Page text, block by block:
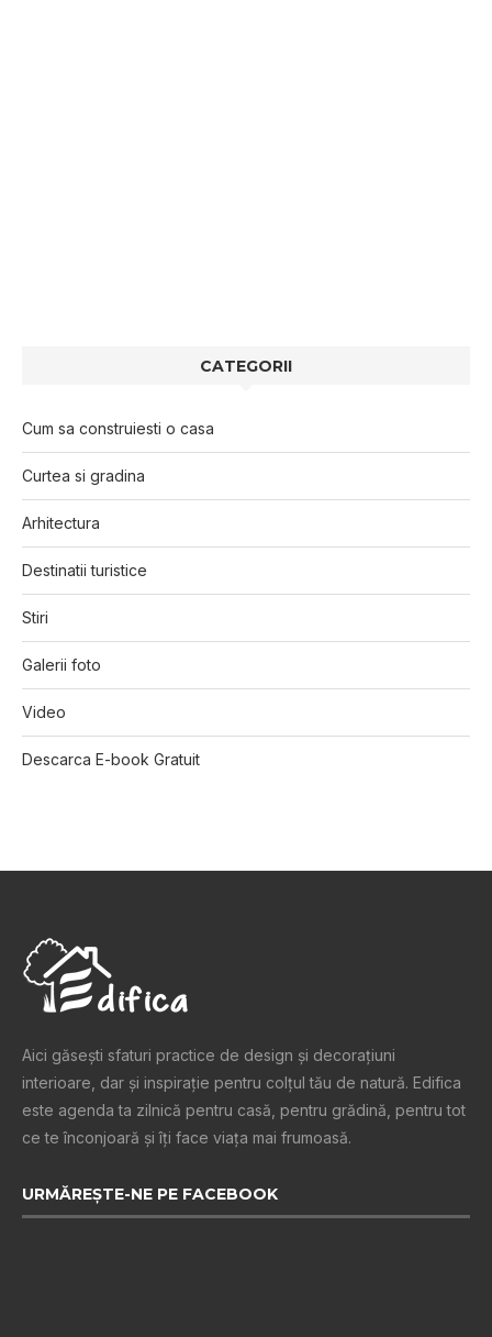
CATEGORII
Cum sa construiesti o casa
Curtea si gradina
Arhitectura
Destinatii turistice
Stiri
Galerii foto
Video
Descarca E-book Gratuit
Aici găsești sfaturi practice de design şi decoraţiuni
interioare, dar și inspiraţie pentru colţul tău de natură. Edifica
este agenda ta zilnică pentru casă, pentru grădină, pentru tot
ce te înconjoară şi îţi face viaţa mai frumoasă.
URMĂREȘTE-NE PE FACEBOOK